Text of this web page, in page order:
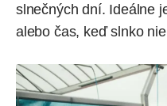
slnečných dní. Ideálne
alebo čas, keď slnko